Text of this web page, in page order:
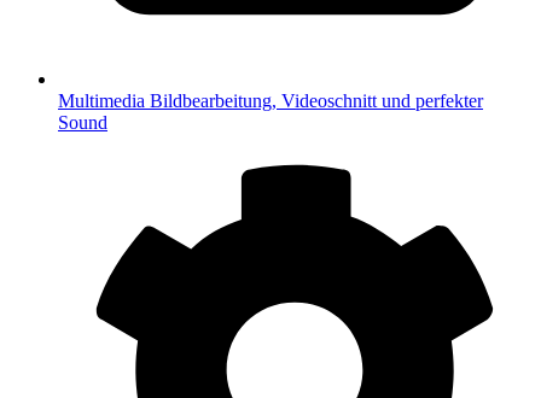
Multimedia Bildbearbeitung, Videoschnitt und perfekter
Sound